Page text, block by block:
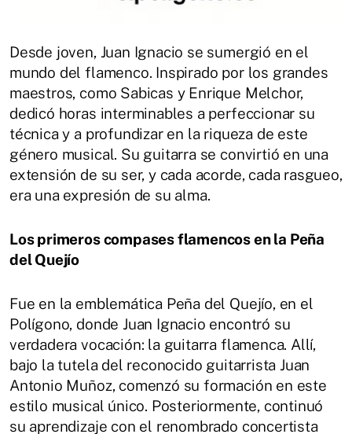
Desde joven, Juan Ignacio se sumergió en el
mundo del flamenco. Inspirado por los grandes
maestros, como Sabicas y Enrique Melchor,
dedicó horas interminables a perfeccionar su
técnica y a profundizar en la riqueza de este
género musical. Su guitarra se convirtió en una
extensión de su ser, y cada acorde, cada rasgueo,
era una expresión de su alma.
Los primeros compases flamencos en la Peña
del Quejío
Fue en la emblemática Peña del Quejío, en el
Polígono, donde Juan Ignacio encontró su
verdadera vocación: la guitarra flamenca. Allí,
bajo la tutela del reconocido guitarrista Juan
Antonio Muñoz, comenzó su formación en este
estilo musical único. Posteriormente, continuó
su aprendizaje con el renombrado concertista